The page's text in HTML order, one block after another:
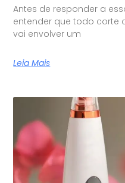
Antes de responder a
entender que todo corte
vai envolver um
Leia Mais